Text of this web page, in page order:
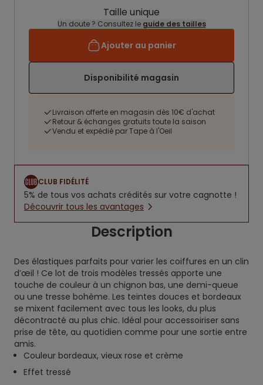
Taille unique
Un doute ? Consultez le guide des tailles
Ajouter au panier
Disponibilité magasin
Livraison offerte en magasin dès 10€ d'achat
Retour & échanges gratuits toute la saison
Vendu et expédié par Tape à l'Oeil
CLUB FIDÉLITÉ
5% de tous vos achats crédités sur votre cagnotte !
Découvrir tous les avantages
Description
Des élastiques parfaits pour varier les coiffures en un clin
d’œil ! Ce lot de trois modèles tressés apporte une
touche de couleur à un chignon bas, une demi-queue
ou une tresse bohème. Les teintes douces et bordeaux
se mixent facilement avec tous les looks, du plus
décontracté au plus chic. Idéal pour accessoiriser sans
prise de tête, au quotidien comme pour une sortie entre
amis.
Couleur bordeaux, vieux rose et crème
Effet tressé